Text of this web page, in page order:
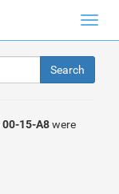
00-15-A8were